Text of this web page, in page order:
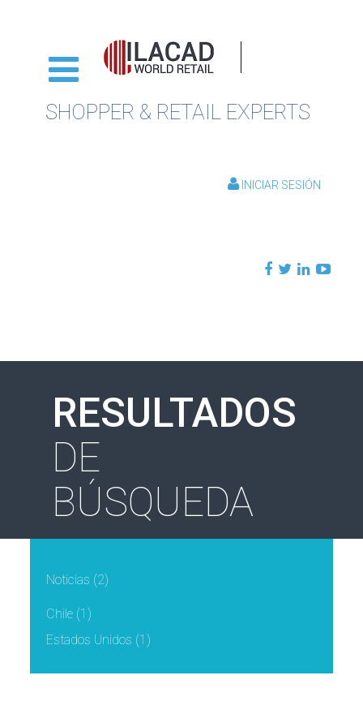
SHOPPER & RETAIL EXPERTS
INICIAR SESIÓN
RESULTADOS
DE
BÚSQUEDA
Noticias (2)
Chile (1)
Estados Unidos (1)